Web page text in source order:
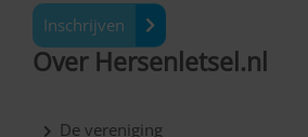
Inschrijven
Over Hersenletsel.nl
De vereniging